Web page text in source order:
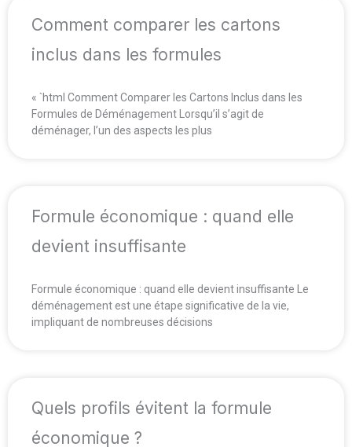
Comment comparer les cartons
inclus dans les formules
« `html Comment Comparer les Cartons Inclus dans les
Formules de Déménagement Lorsqu’il s’agit de
déménager, l’un des aspects les plus
Formule économique : quand elle
devient insuffisante
Formule économique : quand elle devient insuffisante Le
déménagement est une étape significative de la vie,
impliquant de nombreuses décisions
Quels profils évitent la formule
économique ?